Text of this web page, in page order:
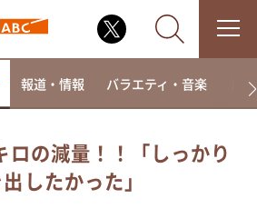
ぎるTV
報道・情報 バラエティ・音楽 ド
の減量！！「しっかり
したかった」